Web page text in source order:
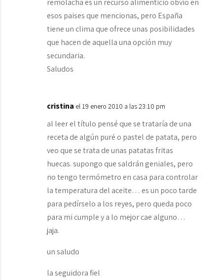
remolacha es un recurso alimenticio obvio en
esos paises que mencionas, pero España
tiene un clima que ofrece unas posibilidades
que hacen de aquella una opción muy
secundaria.
Saludos
cristina el 19 enero 2010 a las 23:10 pm
al leer el título pensé que se trataría de una
receta de algún puré o pastel de patata, pero
veo que se trata de unas patatas fritas
huecas. supongo que saldrán geniales, pero
no tengo termómetro en casa para controlar
la temperatura del aceite… es un poco tarde
para pedírselo a los reyes, pero queda poco
para mi cumple y a lo mejor cae alguno…
jaja.
un saludo
la seguidora fiel